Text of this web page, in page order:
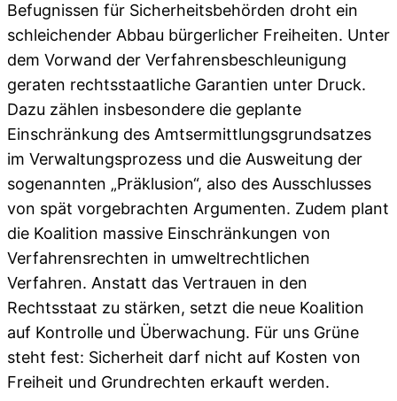
Befugnissen für Sicherheitsbehörden droht ein
schleichender Abbau bürgerlicher Freiheiten. Unter
dem Vorwand der Verfahrensbeschleunigung
geraten rechtsstaatliche Garantien unter Druck.
Dazu zählen insbesondere die geplante
Einschränkung des Amtsermittlungsgrundsatzes
im Verwaltungsprozess und die Ausweitung der
sogenannten „Präklusion“, also des Ausschlusses
von spät vorgebrachten Argumenten. Zudem plant
die Koalition massive Einschränkungen von
Verfahrensrechten in umweltrechtlichen
Verfahren. Anstatt das Vertrauen in den
Rechtsstaat zu stärken, setzt die neue Koalition
auf Kontrolle und Überwachung. Für uns Grüne
steht fest: Sicherheit darf nicht auf Kosten von
Freiheit und Grundrechten erkauft werden.